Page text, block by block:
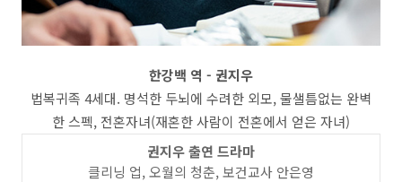
한강백 역 - 권지우
법복귀족 4세대. 명석한 두뇌에 수려한 외모, 물샐틈없는 완벽
한 스펙, 전혼자녀(재혼한 사람이 전혼에서 얻은 자녀)
권지우 출연 드라마
클리닝 업, 오월의 청춘, 보건교사 안은영